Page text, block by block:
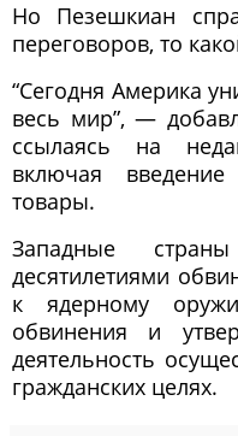
Но Пезешкиан
переговоров, то
“Сегодня Америка
весь мир”, —
ссылаясь на
включая
товары.
Западные
десятилетиями
к ядерному
обвинения и
деятельность
гражданских целях.